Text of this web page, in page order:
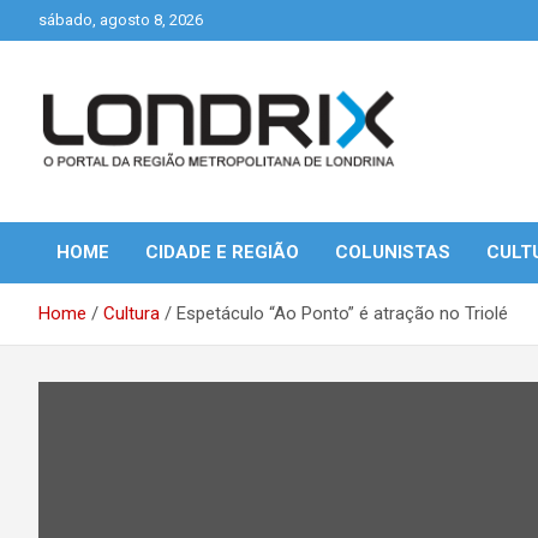
to
sábado, agosto 8, 2026
Londrix
HOME CIDADE E REGIÃO COLUNISTAS
Home Cultura Espetáculo “Ao Ponto” é atração no Triolé